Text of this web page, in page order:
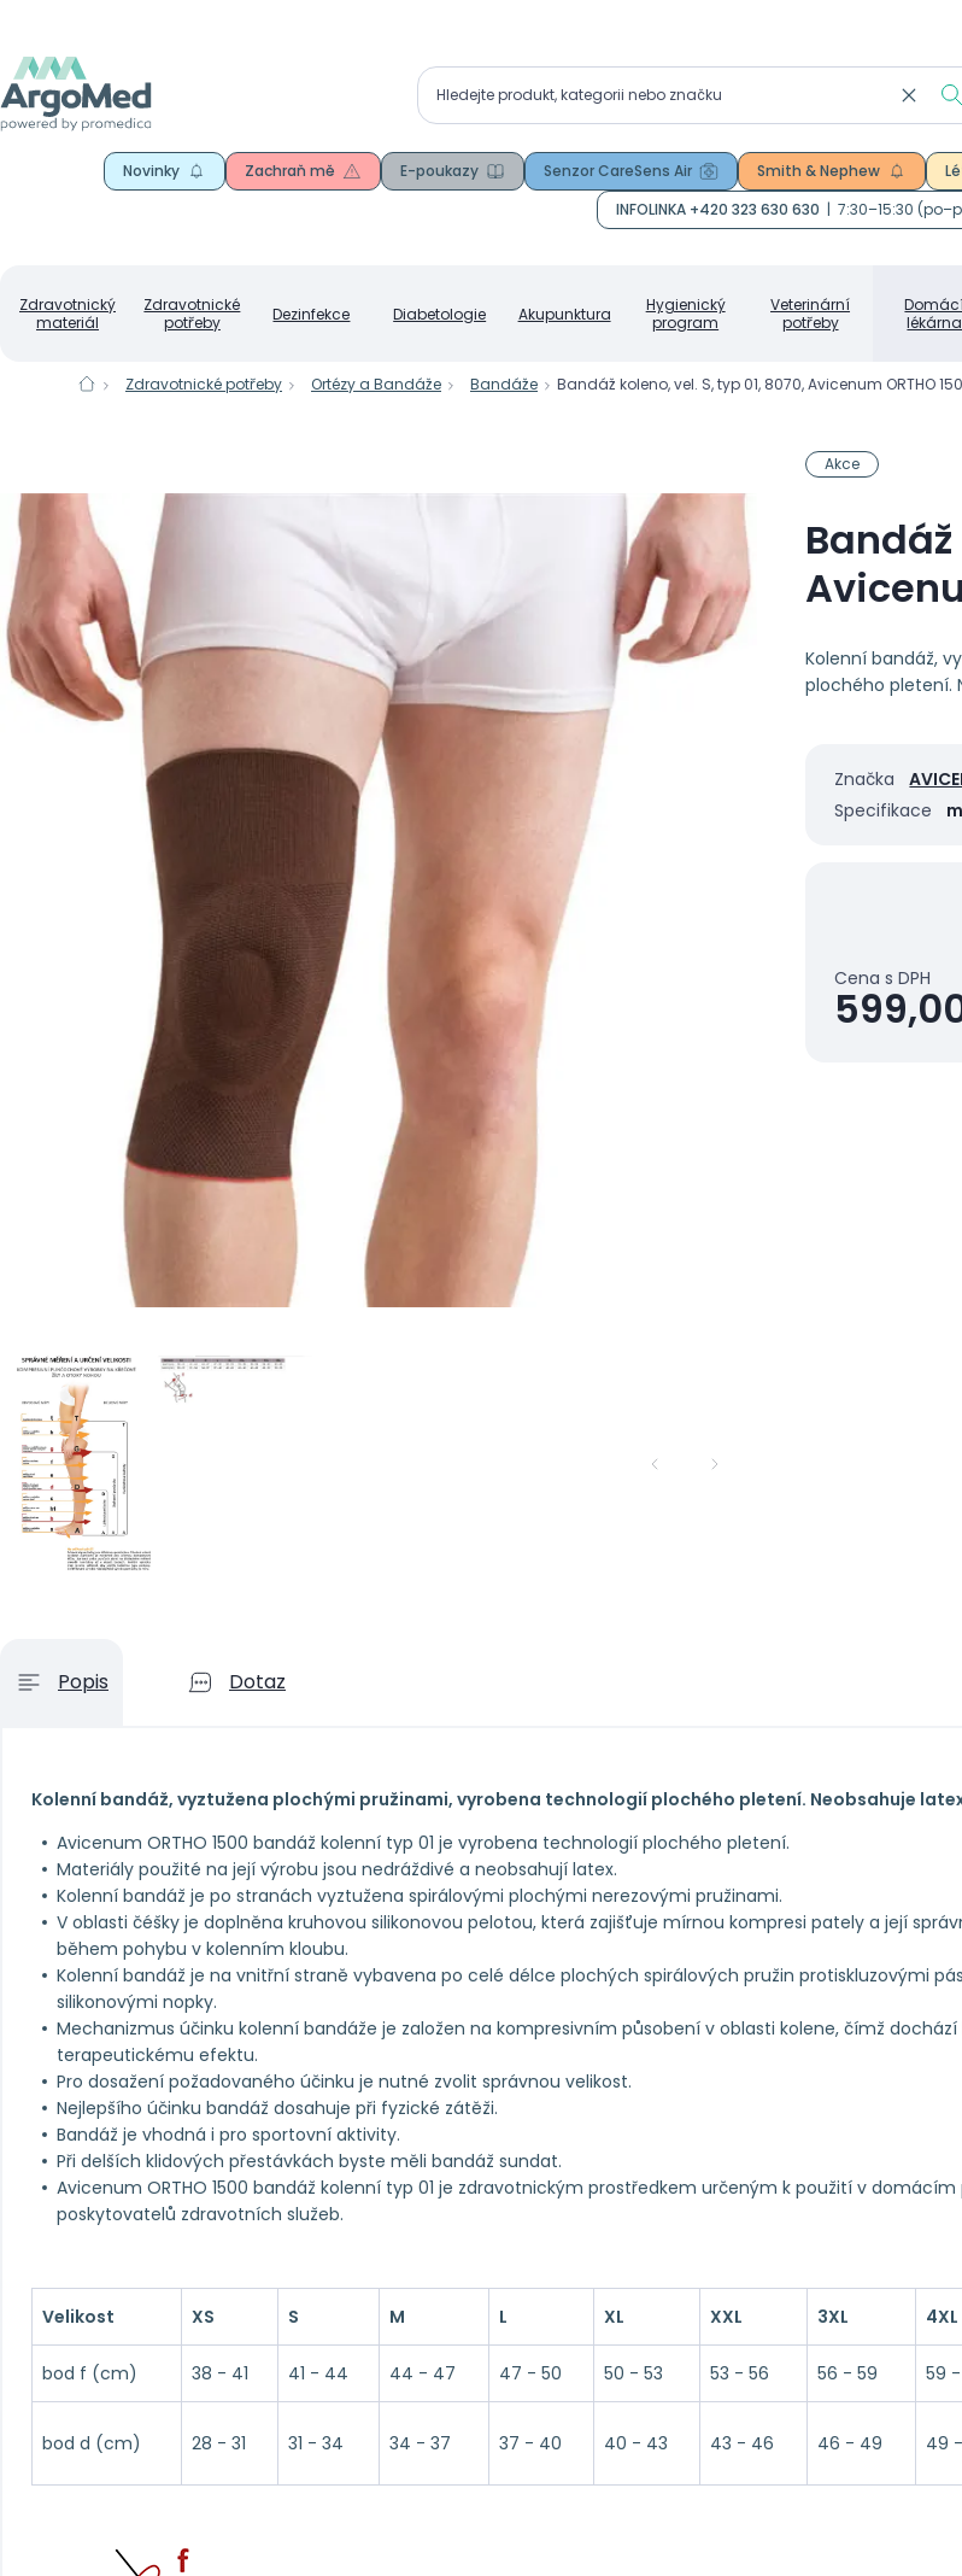
Zdravotnický
materiál
Zdravotnické
potřeby
Dezinfekce Diabetologie Akupunktura
Hygienický
program
Veterinární
potřeby
lékárna
Novinky Zachraň mě E-poukazy Senzor CareSens Air Smith & Nephew
INFOLINKA +420 323 630 630
7:30–15:30
Zdravotnické potřeby Ortézy a Bandáže Bandáže Bandáž koleno, vel. S, typ 01, 8070, Avicenum ORTHO
Akce
Bandáž
Kolenní bandáž,
plochého pletení.
Značka
Specifikace
Cena s DPH
Popis Dotaz
Kolenní bandáž, vyztužena plochými pružinami, vyrobena technologií plochého pletení. Neobsahuje
Avicenum ORTHO 1500 bandáž kolenní typ 01 je vyrobena technologií plochého pletení.
Materiály použité na její výrobu jsou nedráždivé a neobsahují latex.
Kolenní bandáž je po stranách vyztužena spirálovými plochými nerezovými pružinami.
V oblasti čéšky je doplněna kruhovou silikonovou pelotou, která zajišťuje mírnou kompresi pately a její
během pohybu v kolenním kloubu.
Kolenní bandáž je na vnitřní straně vybavena po celé délce plochých spirálových pružin protiskluzovými
silikonovými nopky.
Mechanizmus účinku kolenní bandáže je založen na kompresivním působení v oblasti kolene, čímž
terapeutickému efektu.
Pro dosažení požadovaného účinku je nutné zvolit správnou velikost.
Nejlepšího účinku bandáž dosahuje při fyzické zátěži.
Bandáž je vhodná i pro sportovní aktivity.
Při delších klidových přestávkách byste měli bandáž sundat.
Avicenum ORTHO 1500 bandáž kolenní typ 01 je zdravotnickým prostředkem určeným k použití v domácím
poskytovatelů zdravotních služeb.
Velikost XS S M L XL XXL 3XL 4XL
bod f (cm) 38 - 41 41 - 44 44 - 47 47 - 50 50 - 53 53 - 56 56 - 59 59
bod d (cm) 28 - 31 31 - 34 34 - 37 37 - 40 40 - 43 43 - 46 46 - 49 49